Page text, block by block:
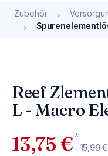
Zubehör
Reef
L - Macro
13,75 €*
15,99 €